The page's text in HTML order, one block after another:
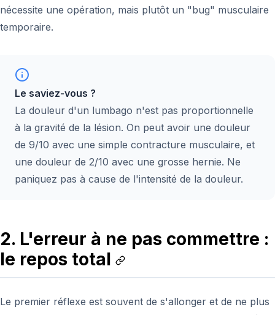
nécessite une opération, mais plutôt un "bug" musculaire
temporaire.
Le saviez-vous ?
La douleur d'un lumbago n'est pas proportionnelle
à la gravité de la lésion. On peut avoir une douleur
de 9/10 avec une simple contracture musculaire, et
une douleur de 2/10 avec une grosse hernie. Ne
paniquez pas à cause de l'intensité de la douleur.
2. L'erreur à ne pas commettre :
le repos total
Le premier réflexe est souvent de s'allonger et de ne plus